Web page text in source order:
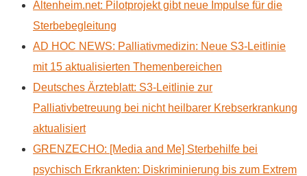
Altenheim.net: Pilotprojekt gibt neue Impulse für die
Sterbebegleitung
AD HOC NEWS: Palliativmedizin: Neue S3-Leitlinie
mit 15 aktualisierten Themenbereichen
Deutsches Ärzteblatt: S3-Leitlinie zur
Palliativbetreuung bei nicht heilbarer Krebserkrankung
aktualisiert
GRENZECHO: [Media and Me] Sterbehilfe bei
psychisch Erkrankten: Diskriminierung bis zum Extrem